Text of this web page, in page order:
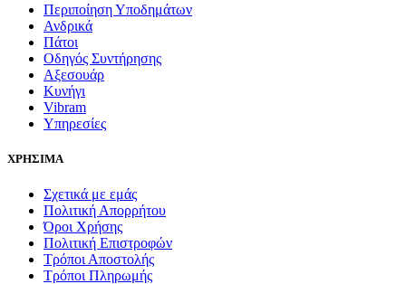
Περιποίηση Υποδημάτων
Ανδρικά
Πάτοι
Οδηγός Συντήρησης
Αξεσουάρ
Κυνήγι
Vibram
Υπηρεσίες
ΧΡΗΣΙΜΑ
Σχετικά με εμάς
Πολιτική Απορρήτου
Όροι Χρήσης
Πολιτική Επιστροφών
Τρόποι Αποστολής
Τρόποι Πληρωμής